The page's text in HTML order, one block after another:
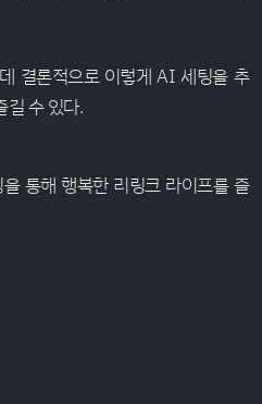
결론적으로 이렇게 AI 세팅을 추
길 수 있다.
통해 행복한 리링크 라이프를 즐